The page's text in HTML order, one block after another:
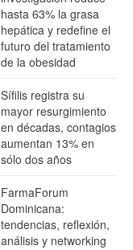
hasta 63% la grasa
hepática y redefine el
futuro del tratamiento
de la obesidad
Sífilis registra su
mayor resurgimiento
en décadas, contagios
aumentan 13% en
sólo dos años
FarmaForum
Dominicana:
tendencias, reflexión,
análisis y networking